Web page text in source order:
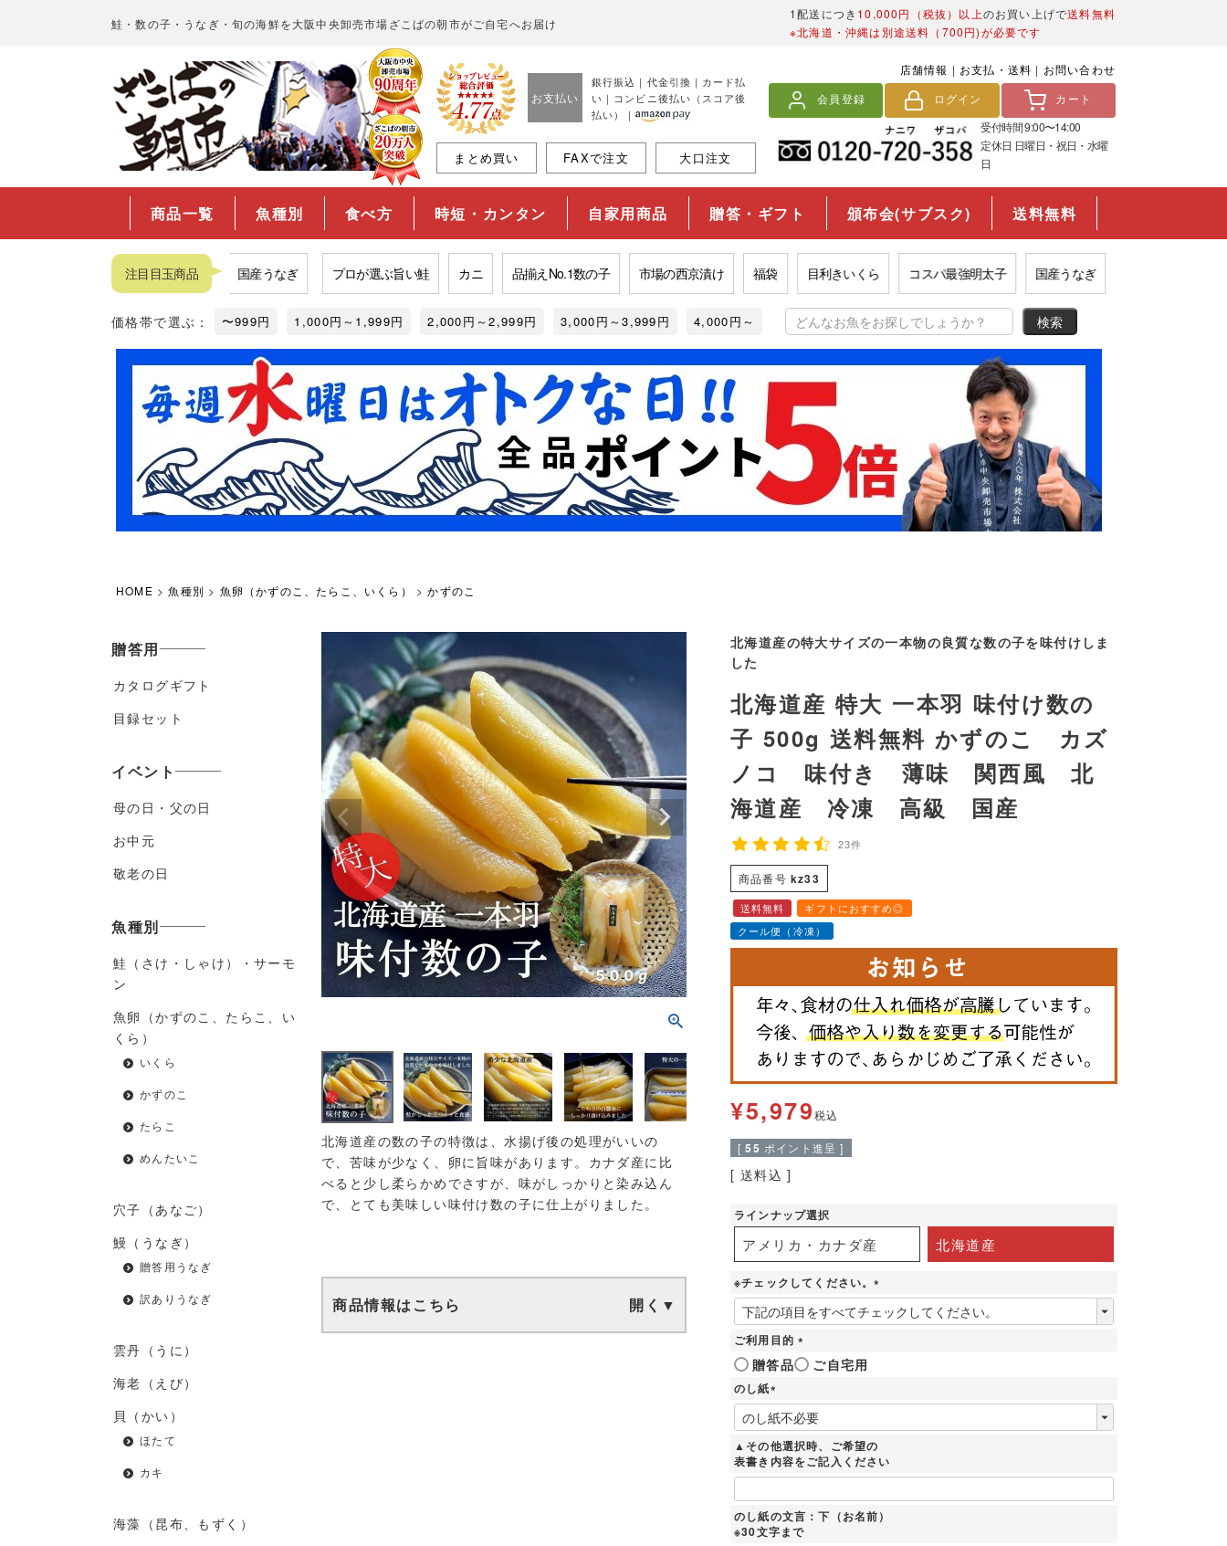
鮭・数の子・うなぎ・旬の海鮮を大阪中央卸売市場ざこばの朝市がご自宅へお届け
1配送につき 10,000円（税抜）以上のお買い上げで送料無料
※北海道・沖縄は別途送料（700円)が必要です
お支払い
銀行振込｜代金引換｜カード払
い｜コンビニ後払い（スコア後
払い）｜
まとめ買い FAXで注文 大口注文
店舗情報 | お支払・送料 | お問い合わせ
会員登録
ログイン
カート
受付時間 9:00〜14:00
定休日 日曜日・祝日・水曜
日
商品一覧 魚種別 食べ方 時短・カンタン 自家用商品 贈答・ギフト 頒布会(サブスク) 送料無料
注目目玉商品
コスパ最強明太子 国産うなぎ プロが選ぶ旨い鮭 品揃えNo.1数の子 市場の西京漬け 目利きいくら コスパ最強明太子 国産うなぎ
価格帯で選ぶ： 〜999円 1,000円～1,999円 2,000円～2,999円 3,000円～3,999円 4,000円～
HOME 魚種別 魚卵（かずのこ、たらこ、いくら） かずのこ
贈答用
カタログギフト
目録セット
イベント
母の日・父の日
お中元
敬老の日
魚種別
鮭（さけ・しゃけ）・サーモ
ン
魚卵（かずのこ、たらこ、い
くら）
いくら
かずのこ
たらこ
めんたいこ
穴子（あなご）
鰻（うなぎ）
贈答用うなぎ
訳ありうなぎ
雲丹（うに）
海老（えび）
貝（かい）
ほたて
カキ
海藻（昆布、もずく）
北海道産の数の子の特徴は、水揚げ後の処理がいいの
で、苦味が少なく、卵に旨味があります。カナダ産に比
べると少し柔らかめでさすが、味がしっかりと染み込ん
で、とても美味しい味付け数の子に仕上がりました。
商品情報はこちら
北海道産の特大サイズの一本物の良質な数の子を味付けしま
した
北海道産 特大 一本羽 味付け数の
子 500g 送料無料 かずのこ カズ
ノコ 味付き 薄味 関西風 北
海道産 冷凍 高級 国産
23件
商品番号 kz33
送料無料
ギフトにおすすめ◎
クール便（冷凍）
¥5,979税込
[ 55 ポイント進呈 ]
送料込
ラインナップ選択
アメリカ・カナダ産 北海道産
※チェックしてください。
(
必
ご利用目的
(
必
)
贈答品 ご自宅用
のし紙
(
必
須
)
▲その他選択時、ご希望の
表書き内容をご記入ください
のし紙の文言：下（お名前）
※30文字まで